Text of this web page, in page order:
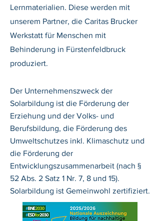
Lernmaterialien. Diese werden mit
unserem Partner, die Caritas Brucker
Werkstatt für Menschen mit
Behinderung in Fürstenfeldbruck
produziert.
Der Unternehmenszweck der
Solarbildung ist die Förderung der
Erziehung und der Volks- und
Berufsbildung, die Förderung des
Umweltschutzes inkl. Klimaschutz und
die Förderung der
Entwicklungszusammenarbeit (nach §
52 Abs. 2 Satz 1 Nr. 7, 8 und 15).​
Solarbildung ist Gemeinwohl zertifiziert.